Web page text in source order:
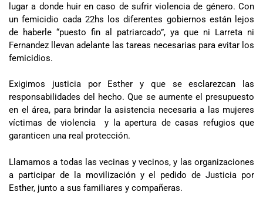
lugar a donde huir en caso de sufrir violencia de género. Con
un femicidio cada 22hs los diferentes gobiernos están lejos
de haberle “puesto fin al patriarcado”, ya que ni Larreta ni
Fernandez llevan adelante las tareas necesarias para evitar los
femicidios.
Exigimos justicia por Esther y que se esclarezcan las
responsabilidades del hecho. Que se aumente el presupuesto
en el área, para brindar la asistencia necesaria a las mujeres
víctimas de violencia y la apertura de casas refugios que
garanticen una real protección.
Llamamos a todas las vecinas y vecinos, y las organizaciones
a participar de la movilización y el pedido de Justicia por
Esther, junto a sus familiares y compañeras.